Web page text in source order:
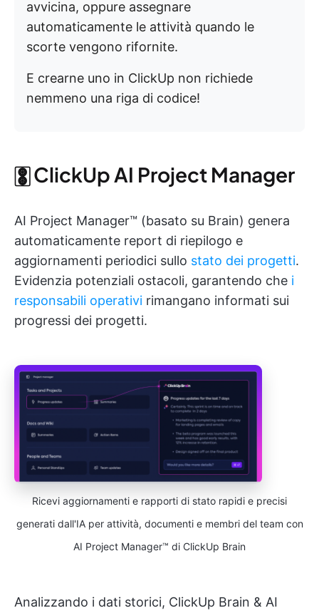
avvicina, oppure assegnare
automaticamente le attività quando le
scorte vengono rifornite.
E crearne uno in ClickUp non richiede
nemmeno una riga di codice!
🀚 ClickUp AI Project Manager
AI Project Manager™ (basato su Brain) genera
automaticamente report di riepilogo e
aggiornamenti periodici sullo stato dei progetti.
Evidenzia potenziali ostacoli, garantendo che i
responsabili operativi rimangano informati sui
progressi dei progetti.
Ricevi aggiornamenti e rapporti di stato rapidi e precisi
generati dall'IA per attività, documenti e membri del team con
AI Project Manager™ di ClickUp Brain
Analizzando i dati storici, ClickUp Brain & AI